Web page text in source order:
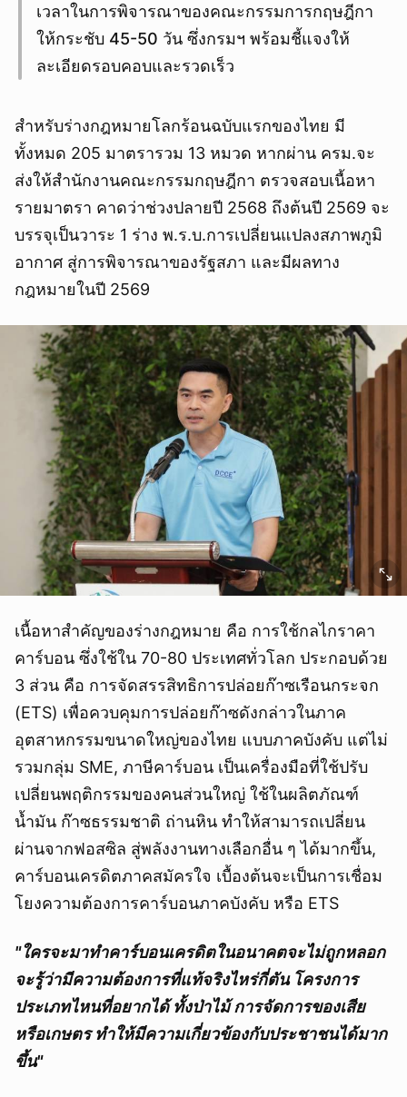
เวลาในการพิจารณาของคณะกรรมการกฤษฎีกา
ให้กระชับ 45-50 วัน ซึ่งกรมฯ พร้อมชี้แจงให้
ละเอียดรอบคอบและรวดเร็ว
สำหรับร่างกฎหมายโลกร้อนฉบับแรกของไทย มี
ทั้งหมด 205 มาตรารวม 13 หมวด หากผ่าน ครม.จะ
ส่งให้สำนักงานคณะกรรมกฤษฎีกา ตรวจสอบเนื้อหา
รายมาตรา คาดว่าช่วงปลายปี 2568 ถึงต้นปี 2569 จะ
บรรจุเป็นวาระ 1 ร่าง พ.ร.บ.การเปลี่ยนแปลงสภาพภูมิ
อากาศ สู่การพิจารณาของรัฐสภา และมีผลทาง
กฎหมายในปี 2569
เนื้อหาสำคัญของร่างกฎหมาย คือ การใช้กลไกราคา
คาร์บอน ซึ่งใช้ใน 70-80 ประเทศทั่วโลก ประกอบด้วย
3 ส่วน คือ การจัดสรรสิทธิการปล่อยก๊าซเรือนกระจก
(ETS) เพื่อควบคุมการปล่อยก๊าซดังกล่าวในภาค
อุตสาหกรรมขนาดใหญ่ของไทย แบบภาคบังคับ แต่ไม่
รวมกลุ่ม SME, ภาษีคาร์บอน เป็นเครื่องมือที่ใช้ปรับ
เปลี่ยนพฤติกรรมของคนส่วนใหญ่ ใช้ในผลิตภัณฑ์
น้ำมัน ก๊าซธรรมชาติ ถ่านหิน ทำให้สามารถเปลี่ยน
ผ่านจากฟอสซิล สู่พลังงานทางเลือกอื่น ๆ ได้มากขึ้น,
คาร์บอนเครดิตภาคสมัครใจ เบื้องต้นจะเป็นการเชื่อม
โยงความต้องการคาร์บอนภาคบังคับ หรือ ETS
"ใครจะมาทำคาร์บอนเครดิตในอนาคตจะไม่ถูกหลอก
จะรู้ว่ามีความต้องการที่แท้จริงไหร่กี่ตัน โครงการ
ประเภทไหนที่อยากได้ ทั้งป่าไม้ การจัดการของเสีย
หรือเกษตร ทำให้มีความเกี่ยวข้องกับประชาชนได้มาก
ขึ้น"